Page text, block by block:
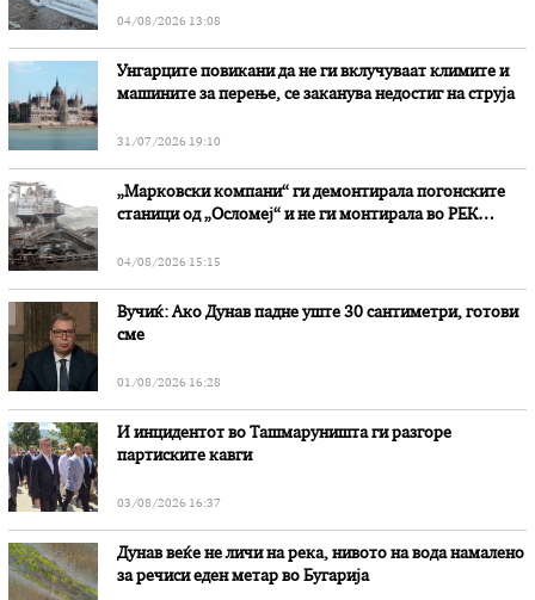
04/08/2026 13:08
Унгарците повикани да не ги вклучуваат климите и
машините за перење, се заканува недостиг на струја
31/07/2026 19:10
„Марковски компани“ ги демонтирала погонските
станици од „Осломеј“ и не ги монтирала во РЕК
04/08/2026 15:15
Вучиќ: Ако Дунав падне уште 30 сантиметри, готови
сме
01/08/2026 16:28
И инцидентот во Ташмаруништa ги разгоре
партиските кавги
03/08/2026 16:37
Дунав веќе не личи на река, нивото на вода намалено
за речиси еден метар во Бугарија